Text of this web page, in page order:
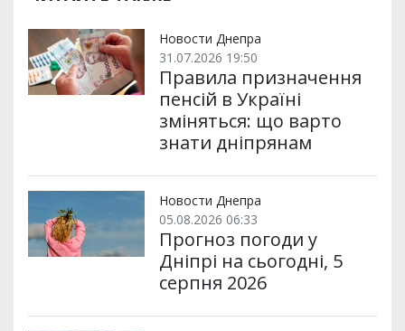
и
и
o
k
e
m p
Новости Днепра
31.07.2026 19:50
Правила призначення
пенсій в Україні
зміняться: що варто
знати дніпрянам
Новости Днепра
05.08.2026 06:33
Прогноз погоди у
Дніпрі на сьогодні, 5
серпня 2026